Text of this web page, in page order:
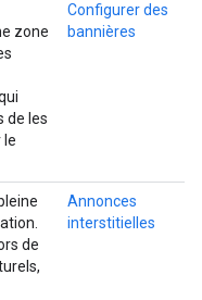
zone
de les
le
Configurer des
bannières
de
Annonces
interstitielles